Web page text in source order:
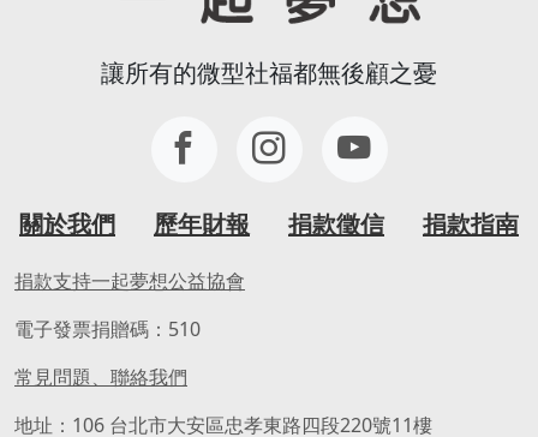
讓所有的微型社福都無後顧之憂
關於我們 歷年財報 捐款徵信 捐款指南
捐款支持一起夢想公益協會
電子發票捐贈碼：510
常見問題、聯絡我們
地址：106 台北市大安區忠孝東路四段220號11樓